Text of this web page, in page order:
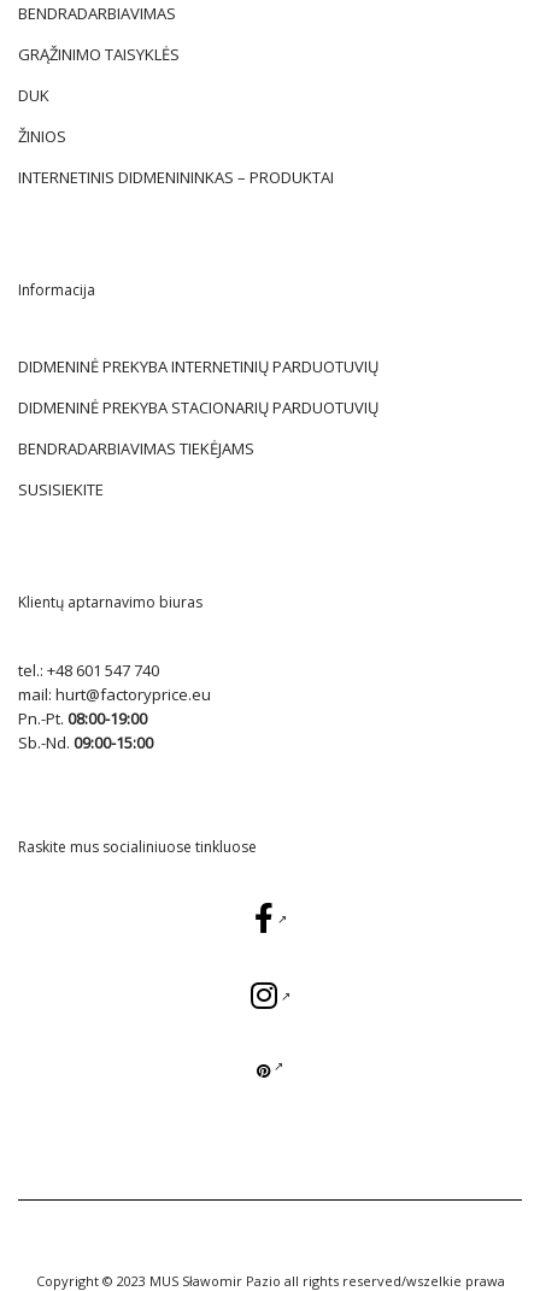
BENDRADARBIAVIMAS
GRĄŽINIMO TAISYKLĖS
DUK
ŽINIOS
INTERNETINIS DIDMENININKAS – PRODUKTAI
Informacija
DIDMENINĖ PREKYBA INTERNETINIŲ PARDUOTUVIŲ
DIDMENINĖ PREKYBA STACIONARIŲ PARDUOTUVIŲ
BENDRADARBIAVIMAS TIEKĖJAMS
SUSISIEKITE
Klientų aptarnavimo biuras
tel.: +48 601 547 740
mail: hurt@factoryprice.eu
Pn.-Pt. 08:00-19:00
Sb.-Nd. 09:00-15:00
Raskite mus socialiniuose tinkluose
Copyright © 2023 MUS Sławomir Pazio all rights reserved/wszelkie prawa